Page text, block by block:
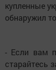
купленные
обнаружил
- Если вам
старайтесь